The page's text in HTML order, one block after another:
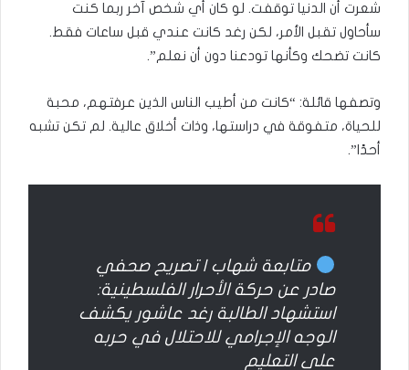
شعرت أن الدنيا توقفت. لو كان أي شخص آخر ربما كنت
سأحاول تقبل الأمر، لكن رغد كانت عندي قبل ساعات فقط.
كانت تضحك وكأنها تودعنا دون أن نعلم”.
وتصفها قائلة: “كانت من أطيب الناس الذين عرفتهم، محبة
للحياة، متفوقة في دراستها، وذات أخلاق عالية. لم تكن تشبه
أحدًا”.
متابعة شهاب | تصريح صحفي
صادر عن حركة الأحرار الفلسطينية:
استشهاد الطالبة رغد عاشور يكشف
الوجه الإجرامي للاحتلال في حربه
على التعليم